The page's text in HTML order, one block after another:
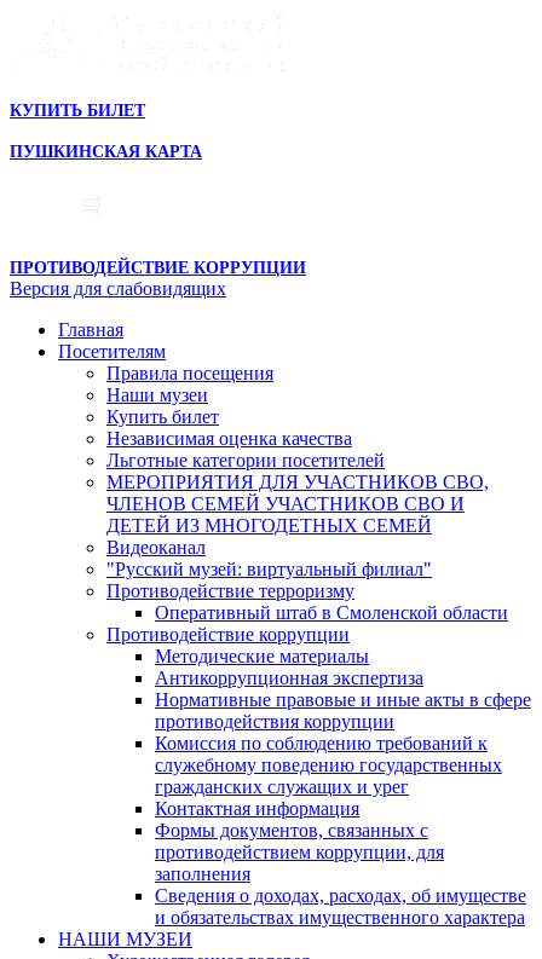
КУПИТЬ БИЛЕТ
ПУШКИНСКАЯ КАРТА
ПРОТИВОДЕЙСТВИЕ КОРРУПЦИИ
Версия для слабовидящих
Главная
Посетителям
Правила посещения
Наши музеи
Купить билет
Независимая оценка качества
Льготные категории посетителей
МЕРОПРИЯТИЯ ДЛЯ УЧАСТНИКОВ СВО,
ЧЛЕНОВ СЕМЕЙ УЧАСТНИКОВ СВО И
ДЕТЕЙ ИЗ МНОГОДЕТНЫХ СЕМЕЙ
Видеоканал
"Русский музей: виртуальный филиал"
Противодействие терроризму
Оперативный штаб в Смоленской области
Противодействие коррупции
Методические материалы
Антикоррупционная экспертиза
Нормативные правовые и иные акты в сфере
противодействия коррупции
Комиссия по соблюдению требований к
служебному поведению государственных
гражданских служащих и урег
Контактная информация
Формы документов, связанных с
противодействием коррупции, для
заполнения
Сведения о доходах, расходах, об имуществе
и обязательствах имущественного характера
НАШИ МУЗЕИ